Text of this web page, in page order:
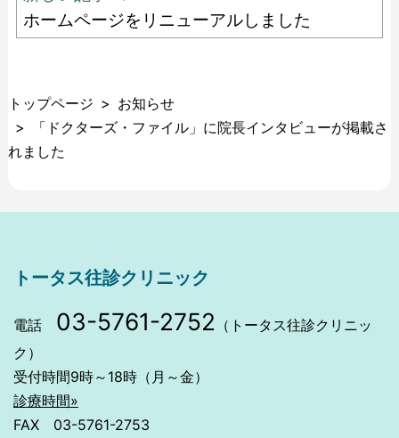
ビ
ゲ
シ
ョ
ホームページをリニューアルしました
トップページ
お知らせ
「ドクターズ・ファイル」に院長インタビューが掲載さ
れました
トータス往診クリニック
電話 03-5761-2752 （トータス往診クリニッ
ク）
受付時間9時～18時（月～金）
診療時間»
FAX 03-5761-2753